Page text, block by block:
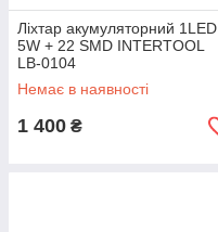
Ліхтар акумуляторний 1LED
5W + 22 SMD INTERTOOL
LB-0104
Немає в наявності
1 400 ₴